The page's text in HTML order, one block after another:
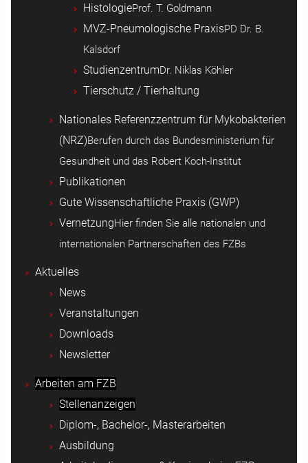
HistologieProf. T. Goldmann
MVZ-Pneumologische PraxisPD Dr. B.
Kalsdorf
StudienzentrumDr. Niklas Köhler
Tierschutz / Tierhaltung
Nationales Referenzzentrum für Mykobakterien
(NRZ)Berufen durch das Bundesministerium für
Gesundheit und das Robert Koch-Institut
Publikationen
Gute Wissenschaftliche Praxis (GWP)
VernetzungHier finden Sie alle nationalen und
internationalen Partnerschaften des FZBs
Aktuelles
News
Veranstaltungen
Downloads
Newsletter
Arbeiten am FZB
Stellenanzeigen
Diplom-, Bachelor-, Masterarbeiten
Ausbildung